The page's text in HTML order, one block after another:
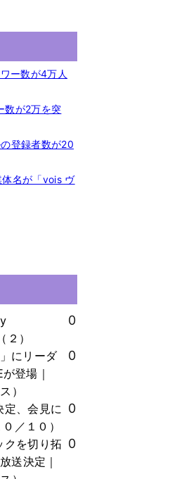
ー数が4万人
が2万を突
登録者数が20
名が「vois ヴ
）
0
にリーダ
登場｜
）
0
定、会見に
／１０）
0
クを切り拓
送決定｜
0